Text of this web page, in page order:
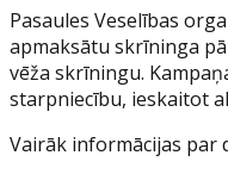
Pasaules Veselības
apmaksātu skrīninga
vēža skrīningu.
starpniecību, ieskaitot
Vairāk informācijas par